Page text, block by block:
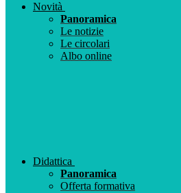
Novità
Panoramica
Le notizie
Le circolari
Albo online
Didattica
Panoramica
Offerta formativa